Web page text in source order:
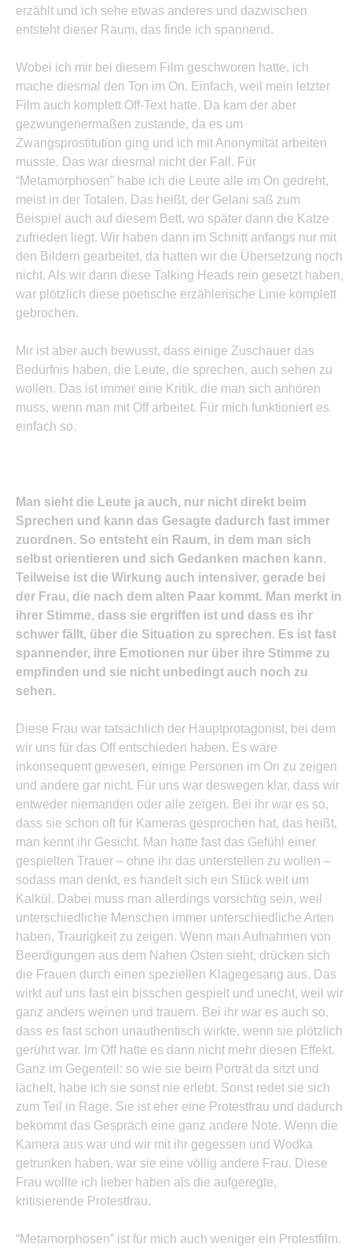
erzählt und ich sehe etwas anderes und dazwischen
entsteht dieser Raum, das finde ich spannend.
Wobei ich mir bei diesem Film geschworen hatte, ich
mache diesmal den Ton im On. Einfach, weil mein letzter
Film auch komplett Off-Text hatte. Da kam der aber
gezwungenermaßen zustande, da es um
Zwangsprostitution ging und ich mit Anonymität arbeiten
musste. Das war diesmal nicht der Fall. Für
“Metamorphosen” habe ich die Leute alle im On gedreht,
meist in der Totalen. Das heißt, der Gelani saß zum
Beispiel auch auf diesem Bett, wo später dann die Katze
zufrieden liegt. Wir haben dann im Schnitt anfangs nur mit
den Bildern gearbeitet, da hatten wir die Übersetzung noch
nicht. Als wir dann diese Talking Heads rein gesetzt haben,
war plötzlich diese poetische erzählerische Linie komplett
gebrochen.
Mir ist aber auch bewusst, dass einige Zuschauer das
Bedürfnis haben, die Leute, die sprechen, auch sehen zu
wollen. Das ist immer eine Kritik, die man sich anhören
muss, wenn man mit Off arbeitet. Für mich funktioniert es
einfach so.
Man sieht die Leute ja auch, nur nicht direkt beim
Sprechen und kann das Gesagte dadurch fast immer
zuordnen. So entsteht ein Raum, in dem man sich
selbst orientieren und sich Gedanken machen kann.
Teilweise ist die Wirkung auch intensiver, gerade bei
der Frau, die nach dem alten Paar kommt. Man merkt in
ihrer Stimme, dass sie ergriffen ist und dass es ihr
schwer fällt, über die Situation zu sprechen. Es ist fast
spannender, ihre Emotionen nur über ihre Stimme zu
empfinden und sie nicht unbedingt auch noch zu
sehen.
Diese Frau war tatsächlich der Hauptprotagonist, bei dem
wir uns für das Off entschieden haben. Es wäre
inkonsequent gewesen, einige Personen im On zu zeigen
und andere gar nicht. Für uns war deswegen klar, dass wir
entweder niemanden oder alle zeigen. Bei ihr war es so,
dass sie schon oft für Kameras gesprochen hat, das heißt,
man kennt ihr Gesicht. Man hatte fast das Gefühl einer
gespielten Trauer – ohne ihr das unterstellen zu wollen –
sodass man denkt, es handelt sich ein Stück weit um
Kalkül. Dabei muss man allerdings vorsichtig sein, weil
unterschiedliche Menschen immer unterschiedliche Arten
haben, Traurigkeit zu zeigen. Wenn man Aufnahmen von
Beerdigungen aus dem Nahen Osten sieht, drücken sich
die Frauen durch einen speziellen Klagegesang aus. Das
wirkt auf uns fast ein bisschen gespielt und unecht, weil wir
ganz anders weinen und trauern. Bei ihr war es auch so,
dass es fast schon unauthentisch wirkte, wenn sie plötzlich
gerührt war. Im Off hatte es dann nicht mehr diesen Effekt.
Ganz im Gegenteil: so wie sie beim Porträt da sitzt und
lächelt, habe ich sie sonst nie erlebt. Sonst redet sie sich
zum Teil in Rage. Sie ist eher eine Protestfrau und dadurch
bekommt das Gespräch eine ganz andere Note. Wenn die
Kamera aus war und wir mit ihr gegessen und Wodka
getrunken haben, war sie eine völlig andere Frau. Diese
Frau wollte ich lieber haben als die aufgeregte,
kritisierende Protestfrau.
“Metamorphosen” ist für mich auch weniger ein Protestfilm.